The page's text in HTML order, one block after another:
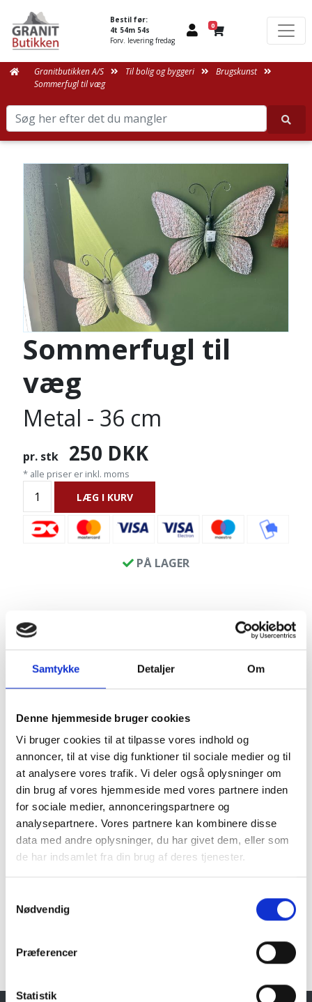
Samtykke Detaljer Om
Denne hjemmeside bruger cookies
Vi bruger cookies til at tilpasse vores indhold og
annoncer, til at vise dig funktioner til sociale medier og til
at analysere vores trafik. Vi deler også oplysninger om
din brug af vores hjemmeside med vores partnere inden
for sociale medier, annonceringspartnere og
analysepartnere. Vores partnere kan kombinere disse
data med andre oplysninger, du har givet dem, eller som
de har indsamlet fra din brug af deres tjenester.
Nødvendig
Præferencer
Statistik
Sommerfugl til
væg
Metal - 36 cm
pr. stk 250 DKK
* alle priser er inkl. moms
LÆG I KURV
PÅ LAGER
Metal sommerfugl til væg ophæng ca. 36 cm. Hver
sommerfugl varierer i farvenuancerne.
Pakkes og sendes på emballagetype:Pakke
Naturprodukt – variationer forekommer
Granit er et naturmateriale, og variationer i farve og
struktur forekommer. Billeder og farveprøver er
vejledende.
Læs mere
Klik her for Brugskunst oversigt
Bestil før:
4t 54m 54s
Forv. levering fredag
0
Granitbutikken A/S Til bolig og byggeri
Brugskunst
Sommerfugl til væg